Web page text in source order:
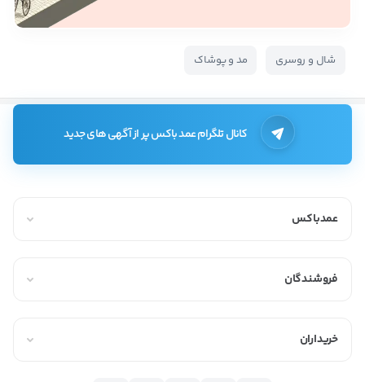
شال و روسری مد و پوشاک
کانال تلگرام عمد باکس پر از آگهی های جدید
عمدباکس
فروشندگان
خریداران